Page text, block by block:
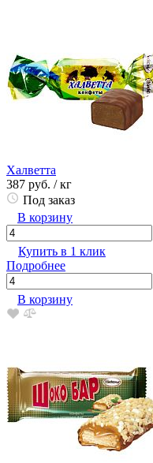
Халветта
387 руб. / кг
Под заказ
В корзину
Купить в 1 клик
Подробнее
В корзину